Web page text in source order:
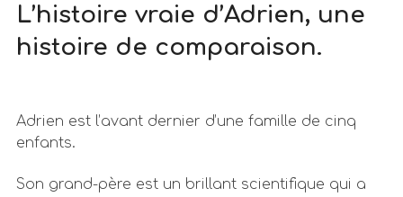
L’histoire vraie d’Adrien, une
histoire de comparaison.
Adrien est l’avant dernier d’une famille de cinq
enfants.
Son grand-père est un brillant scientifique qui a